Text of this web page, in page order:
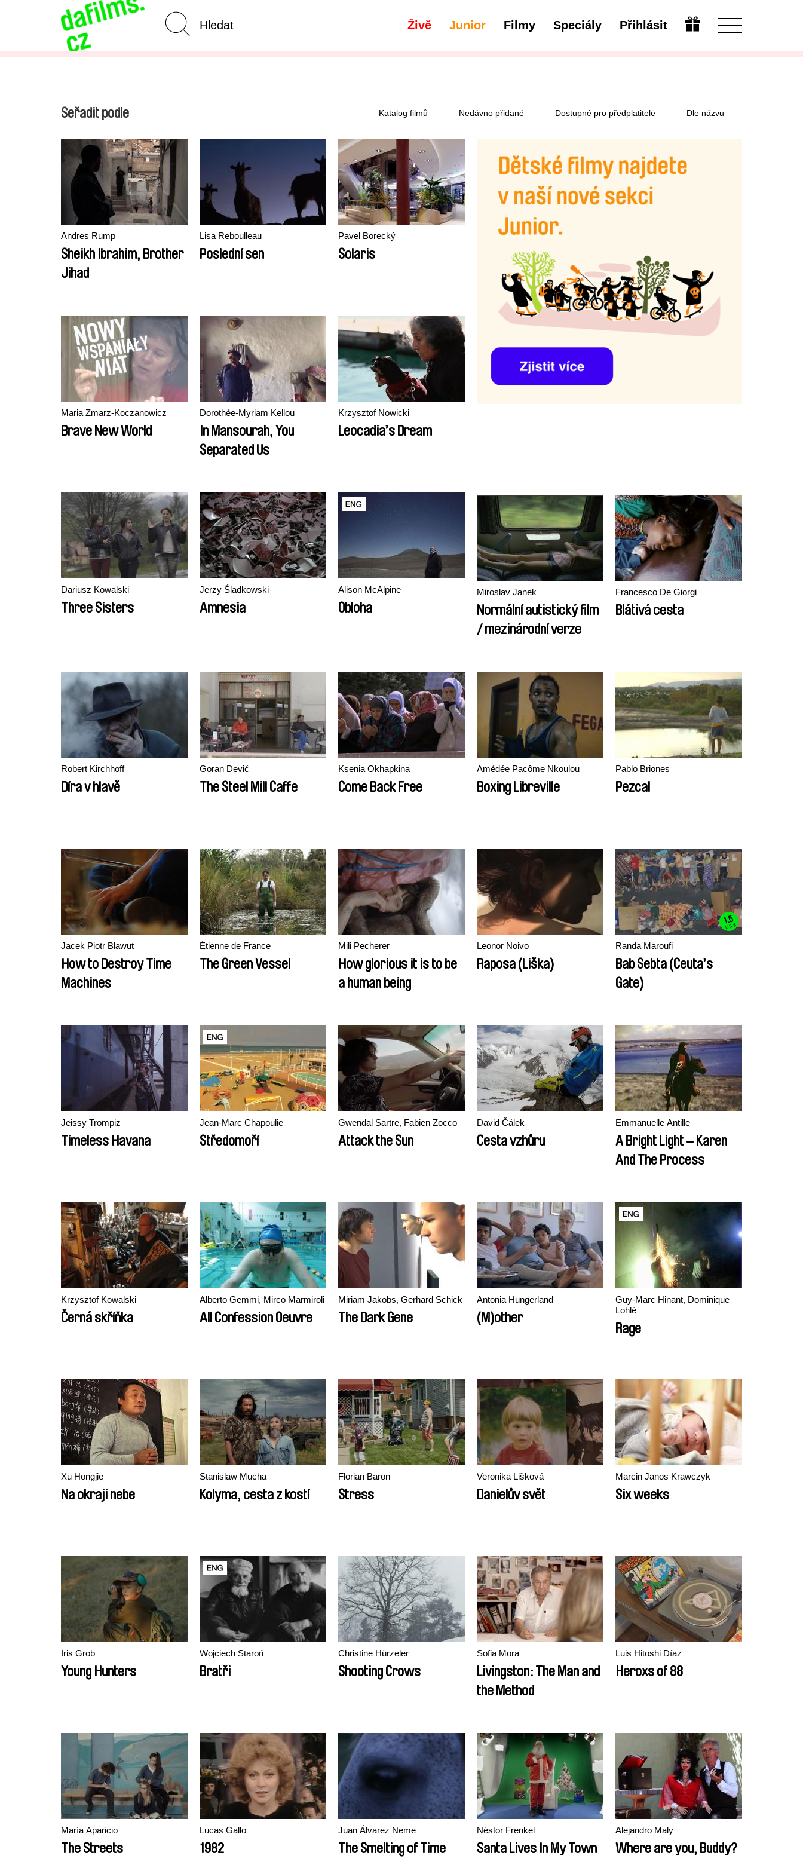
Živě Junior Filmy Speciály Přihlásit
Pokročilé vyhledávání Otevřít
Seřadit podle Katalog filmů Nedávno přidané Dostupné pro předplatitele Dle názvu
Andres Rump
Sheikh Ibrahim, Brother
Jihad
Lisa Reboulleau
Poslední sen
Pavel Borecký
Solaris
Maria Zmarz-Koczanowicz
Brave New World
Dorothée-Myriam Kellou
In Mansourah, You
Separated Us
Krzysztof Nowicki
Leocadia’s Dream
Dariusz Kowalski
Three Sisters
Jerzy Śladkowski
Amnesia
Alison McAlpine
Obloha
Miroslav Janek
Normální autistický film
/ mezinárodní verze
Francesco De Giorgi
Blátivá cesta
Robert Kirchhoff
Díra v hlavě
Goran Dević
The Steel Mill Caffe
Ksenia Okhapkina
Come Back Free
Amédée Pacôme Nkoulou
Boxing Libreville
Pablo Briones
Pezcal
Jacek Piotr Bławut
How to Destroy Time
Machines
Étienne de France
The Green Vessel
Mili Pecherer
How glorious it is to be
a human being
Leonor Noivo
Raposa (Liška)
1.5
US $
Randa Maroufi
Bab Sebta (Ceuta’s
Gate)
Jeissy Trompiz
Timeless Havana
Jean-Marc Chapoulie
Středomoří
Gwendal Sartre, Fabien Zocco
Attack the Sun
David Čálek
Cesta vzhůru
Emmanuelle Antille
A Bright Light – Karen
And The Process
Krzysztof Kowalski
Černá skříňka
Alberto Gemmi, Mirco Marmiroli
All Confession Oeuvre
Miriam Jakobs, Gerhard Schick
The Dark Gene
Antonia Hungerland
(M)other
Guy-Marc Hinant, Dominique
Lohlé
Rage
Xu Hongjie
Na okraji nebe
Stanislaw Mucha
Kolyma, cesta z kostí
Florian Baron
Stress
Veronika Lišková
Danielův svět
Marcin Janos Krawczyk
Six weeks
Iris Grob
Young Hunters
Wojciech Staroń
Bratři
Christine Hürzeler
Shooting Crows
Sofia Mora
Livingston: The Man and
the Method
Luis Hitoshi Díaz
Heroxs of 88
María Aparicio
The Streets
Lucas Gallo
1982
Juan Álvarez Neme
The Smelting of Time
Néstor Frenkel
Santa Lives In My Town
Alejandro Maly
Where are you, Buddy?